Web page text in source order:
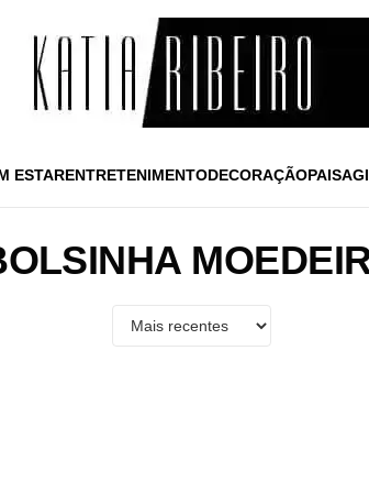
ESTARENTRETENIMENTODECORAÇÃO